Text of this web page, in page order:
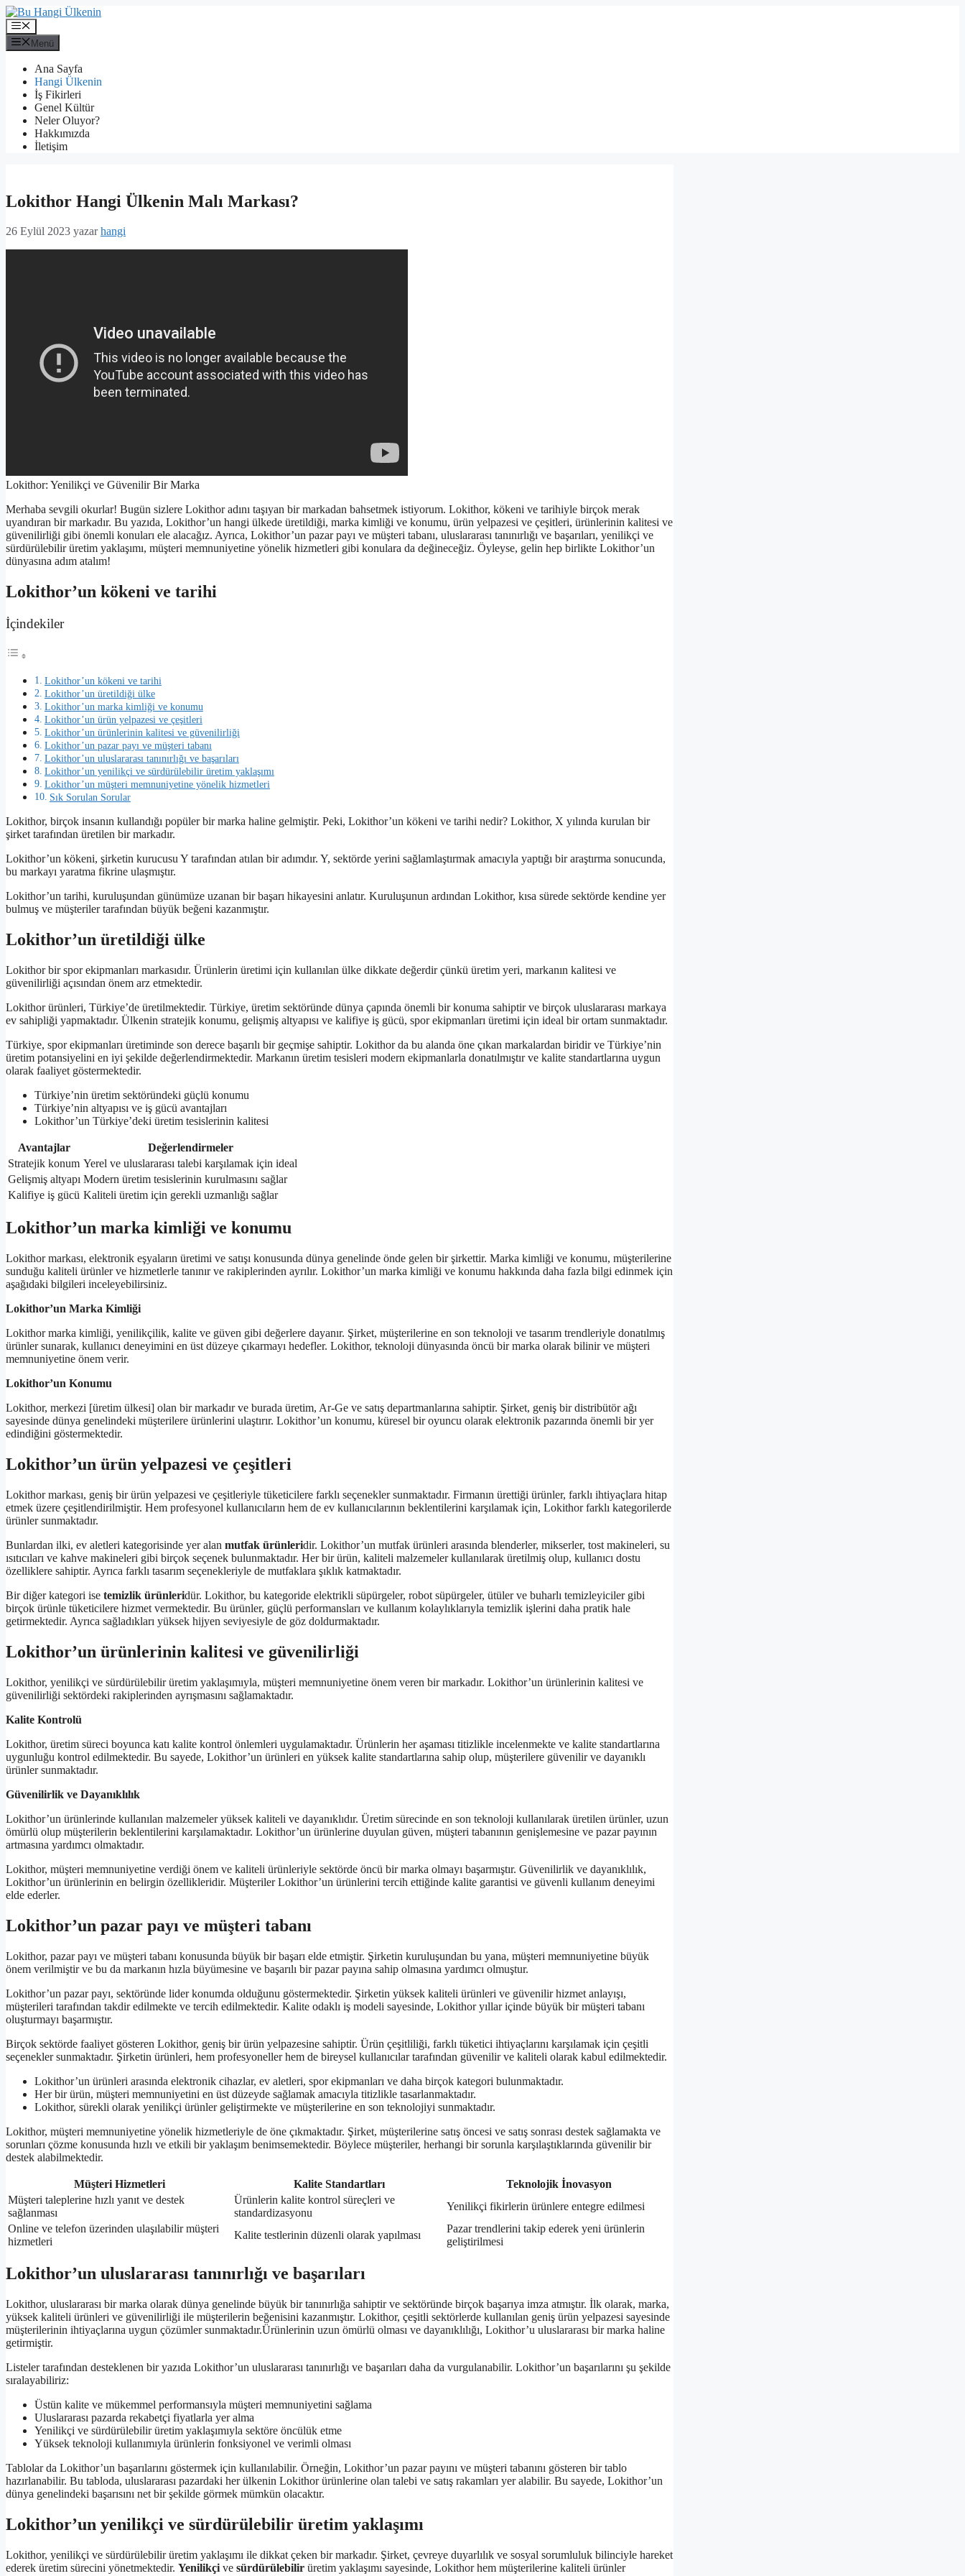
İçeriğe
atla
Menü
Menü
Ana Sayfa
Hangi Ülkenin
İş Fikirleri
Genel Kültür
Neler Oluyor?
Hakkımızda
İletişim
Lokithor Hangi Ülkenin Malı Markası?
26 Eylül 2023 yazarhangi
Lokithor: Yenilikçi ve Güvenilir Bir Marka
Merhaba sevgili okurlar! Bugün sizlere Lokithor adını taşıyan bir markadan bahsetmek istiyorum. Lokithor, kökeni ve tarihiyle birçok merak
uyandıran bir markadır. Bu yazıda, Lokithor’un hangi ülkede üretildiği, marka kimliği ve konumu, ürün yelpazesi ve çeşitleri, ürünlerinin kalitesi ve
güvenilirliği gibi önemli konuları ele alacağız. Ayrıca, Lokithor’un pazar payı ve müşteri tabanı, uluslararası tanınırlığı ve başarıları, yenilikçi ve
sürdürülebilir üretim yaklaşımı, müşteri memnuniyetine yönelik hizmetleri gibi konulara da değineceğiz. Öyleyse, gelin hep birlikte Lokithor’un
dünyasına adım atalım!
Lokithor’un kökeni ve tarihi
İçindekiler
Lokithor’un kökeni ve tarihi
Lokithor’un üretildiği ülke
Lokithor’un marka kimliği ve konumu
Lokithor’un ürün yelpazesi ve çeşitleri
Lokithor’un ürünlerinin kalitesi ve güvenilirliği
Lokithor’un pazar payı ve müşteri tabanı
Lokithor’un uluslararası tanınırlığı ve başarıları
Lokithor’un yenilikçi ve sürdürülebilir üretim yaklaşımı
Lokithor’un müşteri memnuniyetine yönelik hizmetleri
Sık Sorulan Sorular
Lokithor, birçok insanın kullandığı popüler bir marka haline gelmiştir. Peki, Lokithor’un kökeni ve tarihi nedir? Lokithor, X yılında kurulan bir
şirket tarafından üretilen bir markadır.
Lokithor’un kökeni, şirketin kurucusu Y tarafından atılan bir adımdır. Y, sektörde yerini sağlamlaştırmak amacıyla yaptığı bir araştırma sonucunda,
bu markayı yaratma fikrine ulaşmıştır.
Lokithor’un tarihi, kuruluşundan günümüze uzanan bir başarı hikayesini anlatır. Kuruluşunun ardından Lokithor, kısa sürede sektörde kendine yer
bulmuş ve müşteriler tarafından büyük beğeni kazanmıştır.
Lokithor’un üretildiği ülke
Lokithor bir spor ekipmanları markasıdır. Ürünlerin üretimi için kullanılan ülke dikkate değerdir çünkü üretim yeri, markanın kalitesi ve
güvenilirliği açısından önem arz etmektedir.
Lokithor ürünleri, Türkiye’de üretilmektedir. Türkiye, üretim sektöründe dünya çapında önemli bir konuma sahiptir ve birçok uluslararası markaya
ev sahipliği yapmaktadır. Ülkenin stratejik konumu, gelişmiş altyapısı ve kalifiye iş gücü, spor ekipmanları üretimi için ideal bir ortam sunmaktadır.
Türkiye, spor ekipmanları üretiminde son derece başarılı bir geçmişe sahiptir. Lokithor da bu alanda öne çıkan markalardan biridir ve Türkiye’nin
üretim potansiyelini en iyi şekilde değerlendirmektedir. Markanın üretim tesisleri modern ekipmanlarla donatılmıştır ve kalite standartlarına uygun
olarak faaliyet göstermektedir.
Türkiye’nin üretim sektöründeki güçlü konumu
Türkiye’nin altyapısı ve iş gücü avantajları
Lokithor’un Türkiye’deki üretim tesislerinin kalitesi
Avantajlar
Değerlendirmeler
Stratejik konum Yerel ve uluslararası talebi karşılamak için ideal
Gelişmiş altyapı Modern üretim tesislerinin kurulmasını sağlar
Kalifiye iş gücü Kaliteli üretim için gerekli uzmanlığı sağlar
Lokithor’un marka kimliği ve konumu
Lokithor markası, elektronik eşyaların üretimi ve satışı konusunda dünya genelinde önde gelen bir şirkettir. Marka kimliği ve konumu, müşterilerine
sunduğu kaliteli ürünler ve hizmetlerle tanınır ve rakiplerinden ayrılır. Lokithor’un marka kimliği ve konumu hakkında daha fazla bilgi edinmek için
aşağıdaki bilgileri inceleyebilirsiniz.
Lokithor’un Marka Kimliği
Lokithor marka kimliği, yenilikçilik, kalite ve güven gibi değerlere dayanır. Şirket, müşterilerine en son teknoloji ve tasarım trendleriyle donatılmış
ürünler sunarak, kullanıcı deneyimini en üst düzeye çıkarmayı hedefler. Lokithor, teknoloji dünyasında öncü bir marka olarak bilinir ve müşteri
memnuniyetine önem verir.
Lokithor’un Konumu
Lokithor, merkezi [üretim ülkesi] olan bir markadır ve burada üretim, Ar-Ge ve satış departmanlarına sahiptir. Şirket, geniş bir distribütör ağı
sayesinde dünya genelindeki müşterilere ürünlerini ulaştırır. Lokithor’un konumu, küresel bir oyuncu olarak elektronik pazarında önemli bir yer
edindiğini göstermektedir.
Lokithor’un ürün yelpazesi ve çeşitleri
Lokithor markası, geniş bir ürün yelpazesi ve çeşitleriyle tüketicilere farklı seçenekler sunmaktadır. Firmanın ürettiği ürünler, farklı ihtiyaçlara hitap
etmek üzere çeşitlendirilmiştir. Hem profesyonel kullanıcıların hem de ev kullanıcılarının beklentilerini karşılamak için, Lokithor farklı kategorilerde
ürünler sunmaktadır.
Bunlardan ilki, ev aletleri kategorisinde yer alan mutfak ürünleridir. Lokithor’un mutfak ürünleri arasında blenderler, mikserler, tost makineleri, su
ısıtıcıları ve kahve makineleri gibi birçok seçenek bulunmaktadır. Her bir ürün, kaliteli malzemeler kullanılarak üretilmiş olup, kullanıcı dostu
özelliklere sahiptir. Ayrıca farklı tasarım seçenekleriyle de mutfaklara şıklık katmaktadır.
Bir diğer kategori ise temizlik ürünleridür. Lokithor, bu kategoride elektrikli süpürgeler, robot süpürgeler, ütüler ve buharlı temizleyiciler gibi
birçok ürünle tüketicilere hizmet vermektedir. Bu ürünler, güçlü performansları ve kullanım kolaylıklarıyla temizlik işlerini daha pratik hale
getirmektedir. Ayrıca sağladıkları yüksek hijyen seviyesiyle de göz doldurmaktadır.
Lokithor’un ürünlerinin kalitesi ve güvenilirliği
Lokithor, yenilikçi ve sürdürülebilir üretim yaklaşımıyla, müşteri memnuniyetine önem veren bir markadır. Lokithor’un ürünlerinin kalitesi ve
güvenilirliği sektördeki rakiplerinden ayrışmasını sağlamaktadır.
Kalite Kontrolü
Lokithor, üretim süreci boyunca katı kalite kontrol önlemleri uygulamaktadır. Ürünlerin her aşaması titizlikle incelenmekte ve kalite standartlarına
uygunluğu kontrol edilmektedir. Bu sayede, Lokithor’un ürünleri en yüksek kalite standartlarına sahip olup, müşterilere güvenilir ve dayanıklı
ürünler sunmaktadır.
Güvenilirlik ve Dayanıklılık
Lokithor’un ürünlerinde kullanılan malzemeler yüksek kaliteli ve dayanıklıdır. Üretim sürecinde en son teknoloji kullanılarak üretilen ürünler, uzun
ömürlü olup müşterilerin beklentilerini karşılamaktadır. Lokithor’un ürünlerine duyulan güven, müşteri tabanının genişlemesine ve pazar payının
artmasına yardımcı olmaktadır.
Lokithor, müşteri memnuniyetine verdiği önem ve kaliteli ürünleriyle sektörde öncü bir marka olmayı başarmıştır. Güvenilirlik ve dayanıklılık,
Lokithor’un ürünlerinin en belirgin özellikleridir. Müşteriler Lokithor’un ürünlerini tercih ettiğinde kalite garantisi ve güvenli kullanım deneyimi
elde ederler.
Lokithor’un pazar payı ve müşteri tabanı
Lokithor, pazar payı ve müşteri tabanı konusunda büyük bir başarı elde etmiştir. Şirketin kuruluşundan bu yana, müşteri memnuniyetine büyük
önem verilmiştir ve bu da markanın hızla büyümesine ve başarılı bir pazar payına sahip olmasına yardımcı olmuştur.
Lokithor’un pazar payı, sektöründe lider konumda olduğunu göstermektedir. Şirketin yüksek kaliteli ürünleri ve güvenilir hizmet anlayışı,
müşterileri tarafından takdir edilmekte ve tercih edilmektedir. Kalite odaklı iş modeli sayesinde, Lokithor yıllar içinde büyük bir müşteri tabanı
oluşturmayı başarmıştır.
Birçok sektörde faaliyet gösteren Lokithor, geniş bir ürün yelpazesine sahiptir. Ürün çeşitliliği, farklı tüketici ihtiyaçlarını karşılamak için çeşitli
seçenekler sunmaktadır. Şirketin ürünleri, hem profesyoneller hem de bireysel kullanıcılar tarafından güvenilir ve kaliteli olarak kabul edilmektedir.
Lokithor’un ürünleri arasında elektronik cihazlar, ev aletleri, spor ekipmanları ve daha birçok kategori bulunmaktadır.
Her bir ürün, müşteri memnuniyetini en üst düzeyde sağlamak amacıyla titizlikle tasarlanmaktadır.
Lokithor, sürekli olarak yenilikçi ürünler geliştirmekte ve müşterilerine en son teknolojiyi sunmaktadır.
Lokithor, müşteri memnuniyetine yönelik hizmetleriyle de öne çıkmaktadır. Şirket, müşterilerine satış öncesi ve satış sonrası destek sağlamakta ve
sorunları çözme konusunda hızlı ve etkili bir yaklaşım benimsemektedir. Böylece müşteriler, herhangi bir sorunla karşılaştıklarında güvenilir bir
destek alabilmektedir.
Müşteri Hizmetleri Kalite Standartları
Teknolojik İnovasyon
Müşteri taleplerine hızlı yanıt ve destek
sağlanması
Ürünlerin kalite kontrol süreçleri ve
standardizasyonu
Yenilikçi fikirlerin ürünlere entegre edilmesi
Online ve telefon üzerinden ulaşılabilir müşteri
hizmetleri
Kalite testlerinin düzenli olarak yapılması
Pazar trendlerini takip ederek yeni ürünlerin
geliştirilmesi
Lokithor’un uluslararası tanınırlığı ve başarıları
Lokithor, uluslararası bir marka olarak dünya genelinde büyük bir tanınırlığa sahiptir ve sektöründe birçok başarıya imza atmıştır. İlk olarak, marka,
yüksek kaliteli ürünleri ve güvenilirliği ile müşterilerin beğenisini kazanmıştır. Lokithor, çeşitli sektörlerde kullanılan geniş ürün yelpazesi sayesinde
müşterilerinin ihtiyaçlarına uygun çözümler sunmaktadır.Ürünlerinin uzun ömürlü olması ve dayanıklılığı, Lokithor’u uluslararası bir marka haline
getirmiştir.
Listeler tarafından desteklenen bir yazıda Lokithor’un uluslararası tanınırlığı ve başarıları daha da vurgulanabilir. Lokithor’un başarılarını şu şekilde
sıralayabiliriz:
Üstün kalite ve mükemmel performansıyla müşteri memnuniyetini sağlama
Uluslararası pazarda rekabetçi fiyatlarla yer alma
Yenilikçi ve sürdürülebilir üretim yaklaşımıyla sektöre öncülük etme
Yüksek teknoloji kullanımıyla ürünlerin fonksiyonel ve verimli olması
Tablolar da Lokithor’un başarılarını göstermek için kullanılabilir. Örneğin, Lokithor’un pazar payını ve müşteri tabanını gösteren bir tablo
hazırlanabilir. Bu tabloda, uluslararası pazardaki her ülkenin Lokithor ürünlerine olan talebi ve satış rakamları yer alabilir. Bu sayede, Lokithor’un
dünya genelindeki başarısını net bir şekilde görmek mümkün olacaktır.
Lokithor’un yenilikçi ve sürdürülebilir üretim yaklaşımı
Lokithor, yenilikçi ve sürdürülebilir üretim yaklaşımı ile dikkat çeken bir markadır. Şirket, çevreye duyarlılık ve sosyal sorumluluk bilinciyle hareket
ederek üretim sürecini yönetmektedir. Yenilikçi ve sürdürülebilir üretim yaklaşımı sayesinde, Lokithor hem müşterilerine kaliteli ürünler